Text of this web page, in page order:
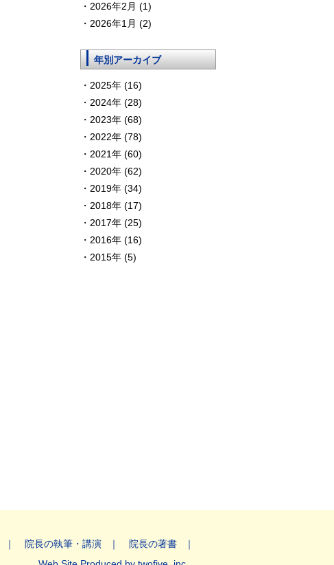
2026年2月 (1)
2026年1月 (2)
年別アーカイブ
2025年 (16)
2024年 (28)
2023年 (68)
2022年 (78)
2021年 (60)
2020年 (62)
2019年 (34)
2018年 (17)
2017年 (25)
2016年 (16)
2015年 (5)
院長の執筆・講演
院長の著書